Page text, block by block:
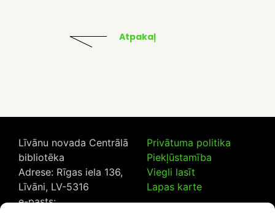
Atpakaļ
Līvānu novada Centrālā
bibliotēka
Adrese: Rīgas iela 136,
Līvāni, LV-5316
e-pasts:
Privātuma politika
Piekļūstamība
Viegli lasīt
Lapas karte